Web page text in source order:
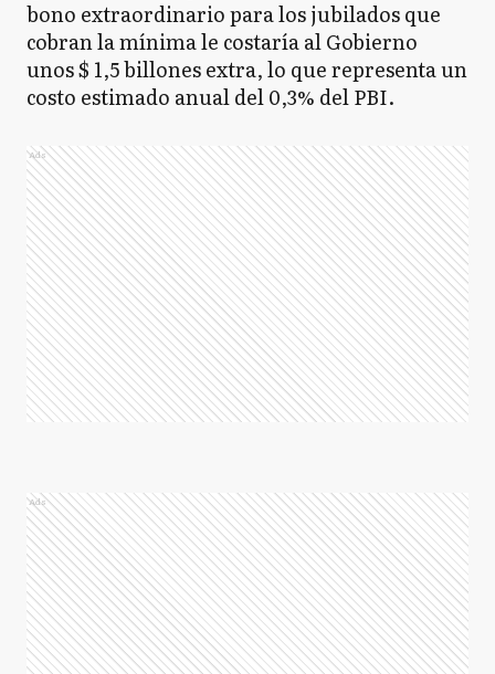
bono extraordinario para los jubilados que
cobran la mínima le costaría al Gobierno
unos $ 1,5 billones extra, lo que representa un
costo estimado anual del 0,3% del PBI.
Ads
Ads